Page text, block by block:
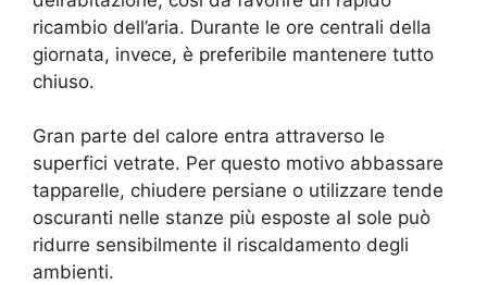
ricambio dell’aria. Durante le ore centrali della
giornata, invece, è preferibile mantenere tutto
chiuso.
Gran parte del calore entra attraverso le
superfici vetrate. Per questo motivo abbassare
tapparelle, chiudere persiane o utilizzare tende
oscuranti nelle stanze più esposte al sole può
ridurre sensibilmente il riscaldamento degli
ambienti.